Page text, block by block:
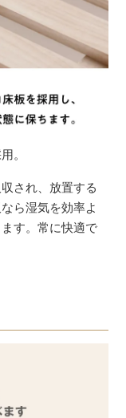
。
され、放置する
ら湿気を効率よ
す。常に快適で